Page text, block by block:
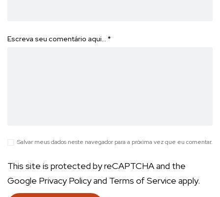
Escreva seu comentário aqui… *
Salvar meus dados neste navegador para a próxima vez que eu comentar.
This site is protected by reCAPTCHA and the
Google Privacy Policyand Terms of Service apply.